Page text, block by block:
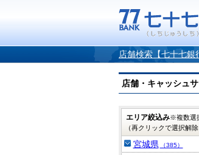
店舗検索【七十七銀
店舗・キャッシュ
エリア絞込み※複数選
（再クリックで選択解除
宮城県 （385）